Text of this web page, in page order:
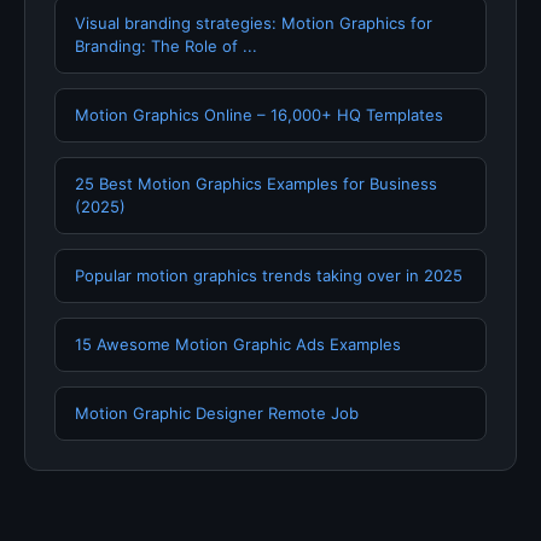
Visual branding strategies: Motion Graphics for
Branding: The Role of ...
Motion Graphics Online – 16,000+ HQ Templates
25 Best Motion Graphics Examples for Business
(2025)
Popular motion graphics trends taking over in 2025
15 Awesome Motion Graphic Ads Examples
Motion Graphic Designer Remote Job